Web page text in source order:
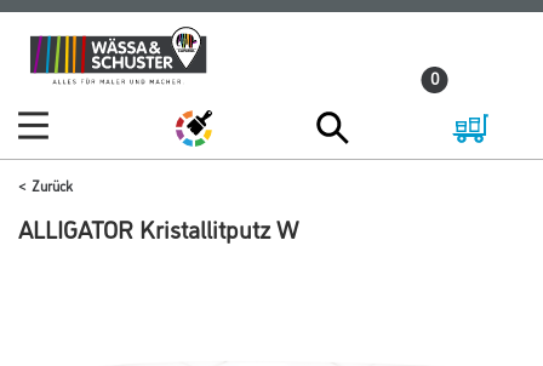
Zum
Inhalt
Zum
Navigationsmenü
0
Zurück
ALLIGATOR Kristallitputz W